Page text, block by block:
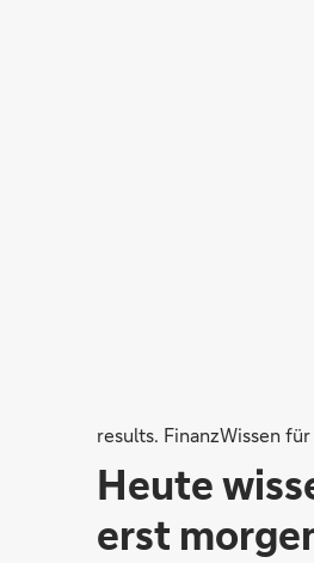
results. FinanzWissen
Heute
erst